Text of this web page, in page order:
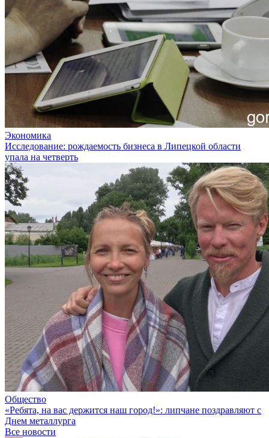
Экономика
Исследование: рождаемость бизнеса в Липецкой области
упала на четверть
Общество
«Ребята, на вас держится наш город!»: липчане поздравляют с
Днем металлурга
Все новости